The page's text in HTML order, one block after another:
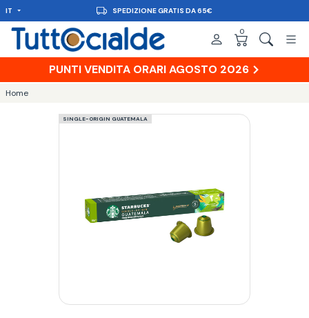
IT SPEDIZIONE GRATIS DA 65€
0
PUNTI VENDITA ORARI AGOSTO 2026
Home
SINGLE-ORIGIN GUATEMALA